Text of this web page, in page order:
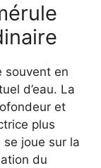
souvent en
d’eau. La
et
plus
joue sur la
du